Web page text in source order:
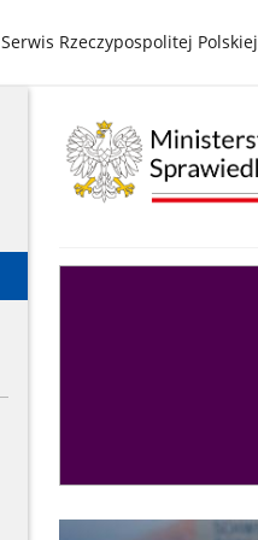
gov.pl
Serwis Rzeczypospolitej Polskiej